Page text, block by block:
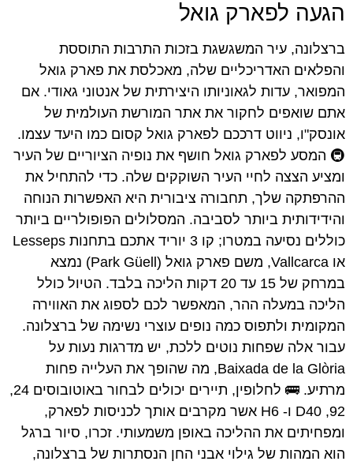
הגעה לפארק גואל
ברצלונה, עיר המשגשגת בזכות התרבות התוססת
והפלאים האדריכליים שלה, מאכלסת את פארק גואל
המפואר, עדות לגאוניותו היצירתית של אנטוני גאודי. אם
אתם שואפים לחקור את אתר המורשת העולמית של
אונסק"ו, ניווט דרככם לפארק גואל קסום כמו היעד עצמו.
🚇 המסע לפארק גואל חושף את נופיה הציוריים של העיר
ומציע הצצה לחיי העיר השוקקים שלה. כדי להתחיל את
ההרפתקה שלך, תחבורה ציבורית היא האפשרות הנוחה
והידידותית ביותר לסביבה. המסלולים הפופולריים ביותר
כוללים נסיעה במטרו; קו 3 יוריד אתכם בתחנות Lesseps
או Vallcarca, משם פארק גואל (Park Güell) נמצא
במרחק של 15 עד 20 דקות הליכה בלבד. הטיול כולל
הליכה במעלה ההר, המאפשר לכם לספוג את האווירה
המקומית ולתפוס כמה נופים עוצרי נשימה של ברצלונה.
עבור אלה שפחות נוטים ללכת, יש מדרגות נעות על
Baixada de la Glòria, מה שהופך את העלייה פחות
מרתיע. 🚌 לחלופין, תיירים יכולים לבחור באוטובוסים 24,
92, D40 ו- H6 אשר מקרבים אותך לכניסות לפארק,
ומפחיתים את ההליכה באופן משמעותי. זכרו, סיור ברגל
הוא המהות של גילוי אבני החן הנסתרות של ברצלונה,